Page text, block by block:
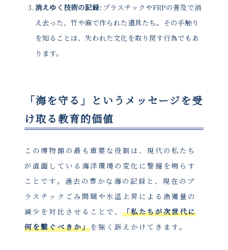
消えゆく技術の記録:プラスチックやFRPの普及で消
え去った、竹や麻で作られた道具たち。その手触り
を知ることは、失われた文化を取り戻す行為でもあ
ります。
「海を守る」というメッセージを受
け取る教育的価値
この博物館の最も重要な役割は、現代の私たち
が直面している海洋環境の変化に警鐘を鳴らす
ことです。過去の豊かな海の記録と、現在のプ
ラスチックごみ問題や水温上昇による漁獲量の
減少を対比させることで、 「私たちが次世代に
何を繋ぐべきか」を強く訴えかけてきます。